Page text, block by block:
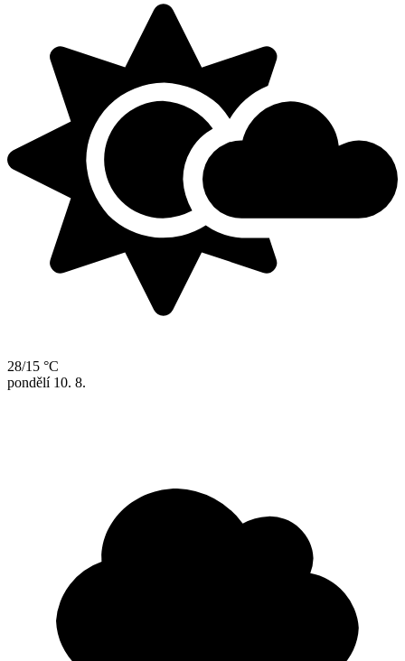
28/15 °C
pondělí 10. 8.